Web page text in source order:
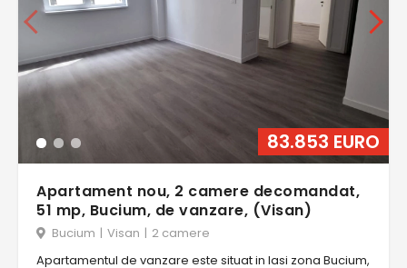
83.853 EURO
Apartament nou, 2 camere decomandat,
51 mp, Bucium, de vanzare, (Visan)
Bucium | Visan | 2 camere
Apartamentul de vanzare este situat in Iasi zona Bucium,